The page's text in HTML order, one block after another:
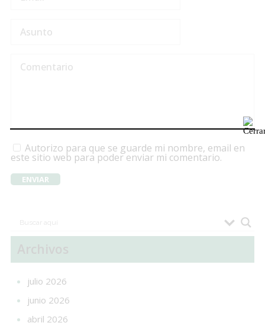
Autorizo para que se guarde mi nombre, email en
este sitio web para poder enviar mi comentario.
julio 2026
junio 2026
abril 2026